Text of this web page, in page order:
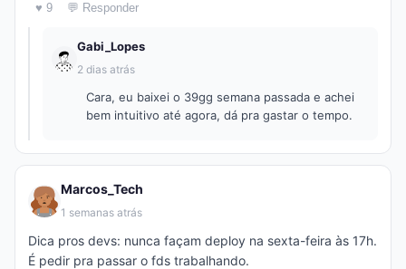
♥ 9 💬 Responder
Gabi_Lopes
2 dias atrás
Cara, eu baixei o 39gg semana passada e achei
bem intuitivo até agora, dá pra gastar o tempo.
Marcos_Tech
1 semanas atrás
Dica pros devs: nunca façam deploy na sexta-feira às 17h.
É pedir pra passar o fds trabalhando.